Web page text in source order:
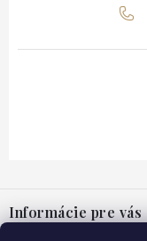
pInformácie pre vás